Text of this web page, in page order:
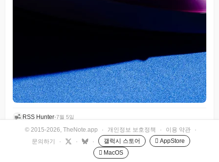
RSS Hunter•7월 5일
© 2015-2026, TheNote.app · 개인정보 보호정책 · 이용 약관
·
문의하기
· · · 갤럭시 스토어
 AppStore
 MacOS